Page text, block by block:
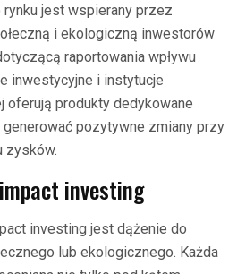
jest wspierany przez
i ekologiczną inwestorów
raportowania wpływu
inwestycyjne i instytucje
oferują produkty dedykowane
pozytywne zmiany przy
zysków.
investing
investing jest dążenie do
lub ekologicznego. Każda